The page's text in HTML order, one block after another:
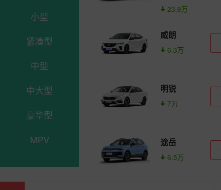
小型
紧凑型
中型
中大型
豪华型
MPV
23.9万
威朗
6.3万
明锐
7万
途岳
6.5万